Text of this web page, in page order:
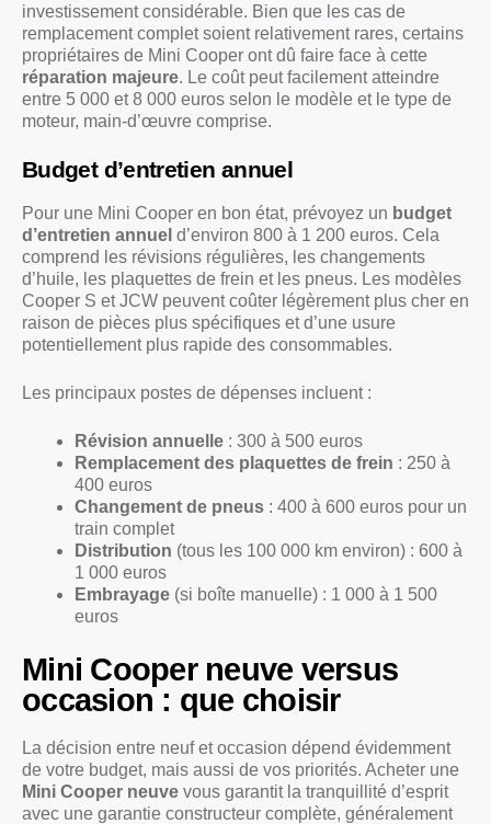
investissement considérable. Bien que les cas de
remplacement complet soient relativement rares, certains
propriétaires de Mini Cooper ont dû faire face à cette
réparation majeure. Le coût peut facilement atteindre
entre 5 000 et 8 000 euros selon le modèle et le type de
moteur, main-d’œuvre comprise.
Budget d’entretien annuel
Pour une Mini Cooper en bon état, prévoyez un budget
d’entretien annuel d’environ 800 à 1 200 euros. Cela
comprend les révisions régulières, les changements
d’huile, les plaquettes de frein et les pneus. Les modèles
Cooper S et JCW peuvent coûter légèrement plus cher en
raison de pièces plus spécifiques et d’une usure
potentiellement plus rapide des consommables.
Les principaux postes de dépenses incluent :
Révision annuelle : 300 à 500 euros
Remplacement des plaquettes de frein : 250 à
400 euros
Changement de pneus : 400 à 600 euros pour un
train complet
Distribution (tous les 100 000 km environ) : 600 à
1 000 euros
Embrayage (si boîte manuelle) : 1 000 à 1 500
euros
Mini Cooper neuve versus
occasion : que choisir
La décision entre neuf et occasion dépend évidemment
de votre budget, mais aussi de vos priorités. Acheter une
Mini Cooper neuve vous garantit la tranquillité d’esprit
avec une garantie constructeur complète, généralement